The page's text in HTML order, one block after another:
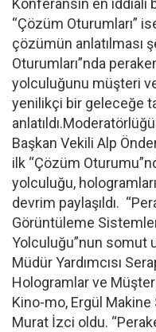
Konferansın en
“Çözüm Oturumları”
çözümün anlatılması
Oturumları”nda
yolculuğunu müşteri
yenilikçi bir geleceğe
Başkan Vekili Alp
ilk “Çözüm
yolculuğu,
devrim paylaşıldı.
Görüntüleme
Yolculuğu”nun somut
Müdür Yardımcısı
Hologramlar ve
Kino-mo, Ergül Makine
Murat İzci oldu.